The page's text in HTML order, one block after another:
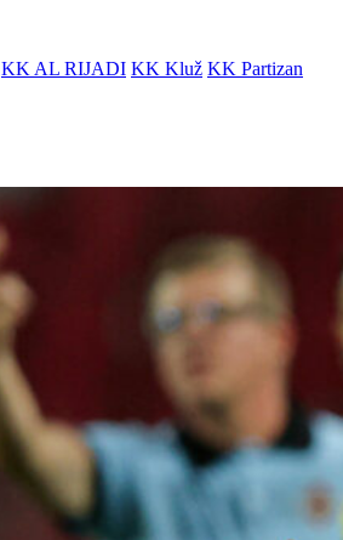
KK AL RIJADI KK Kluž KK Partizan